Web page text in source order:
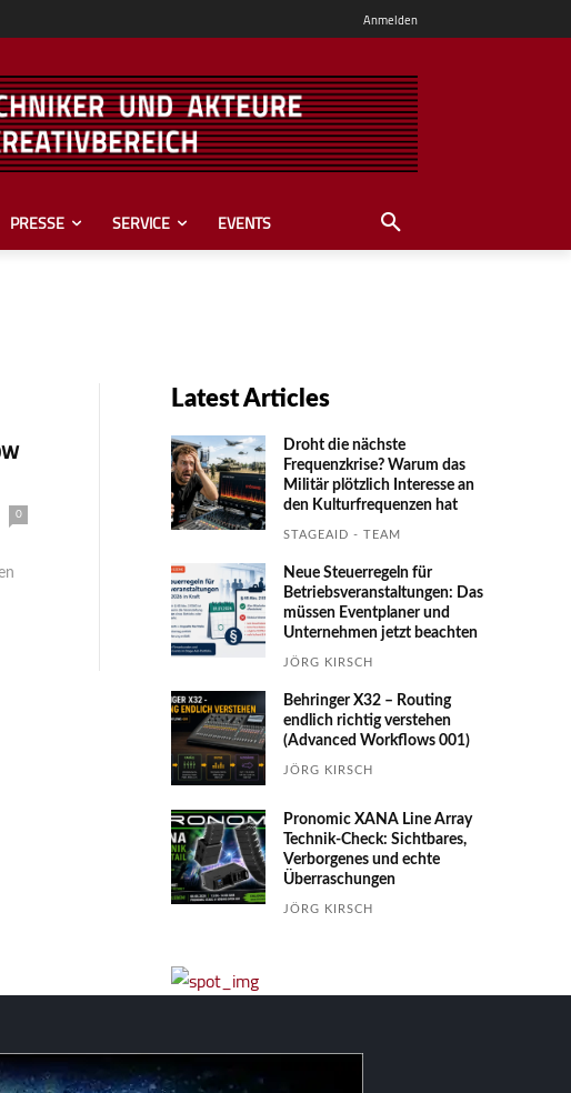
Anmelden
PRESSE SERVICE EVENTS
0
Latest Articles
Droht die nächste
Frequenzkrise? Warum das
Mili­tär plötzlich Inte­resse an
den Kultur­fre­quen­zen hat
STAGEAID - TEAM
Neue Steuerregeln für
Betriebs­ver­an­stal­tungen: Das
müssen Event­planer und
Unter­nehmen jetzt beachten
JÖRG KIRSCH
Behringer X32 – Routing
endlich richtig verstehen
(Advanced Workflows 001)
JÖRG KIRSCH
Pronomic XANA Line Array
Technik-Check: Sichtbares,
Verborgenes und echte
Überraschungen
JÖRG KIRSCH